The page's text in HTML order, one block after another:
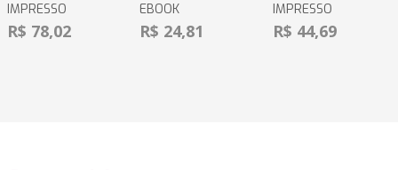
IMPRESSO
R$ 78,02
EBOOK
R$ 24,81
IMPRESSO
R$ 44,69